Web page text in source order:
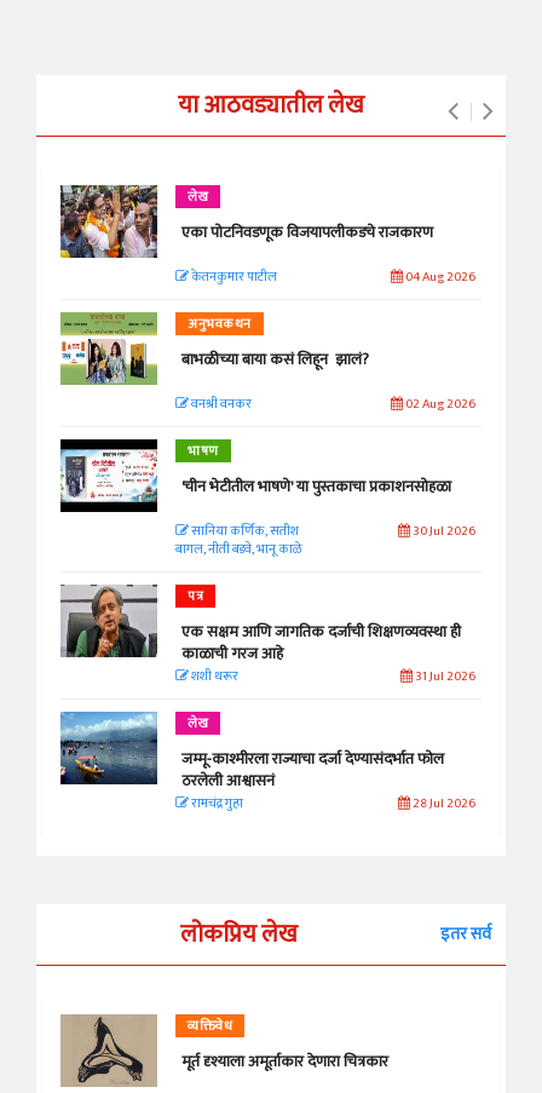
या आठवड्यातील लेख
लेख
एका पोटनिवडणूक विजयापलीकडचे राजकारण
केतनकुमार पाटील 04 Aug 2026
अनुभवकथन
बाभळीच्या बाया कसं लिहून झालं?
वनश्री वनकर 02 Aug 2026
भाषण
'चीन भेटीतील भाषणे' या पुस्तकाचा प्रकाशनसोहळा
सानिया कर्णिक, सतीश
बागल, नीती बडवे, भानू काळे
30 Jul 2026
पत्र
एक सक्षम आणि जागतिक दर्जाची शिक्षणव्यवस्था ही
काळाची गरज आहे
शशी थरूर 31 Jul 2026
लेख
जम्मू-काश्मीरला राज्याचा दर्जा देण्यासंदर्भात फोल
ठरलेली आश्वासनं
रामचंद्र गुहा 28 Jul 2026
लोकप्रिय लेख इतर सर्व
व्यक्तिवेध
मूर्त दृश्याला अमूर्ताकार देणारा चित्रकार